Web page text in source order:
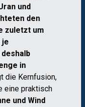
und
den
zuletzt um
je
in
die Kernfusion,
eine praktisch
und Wind